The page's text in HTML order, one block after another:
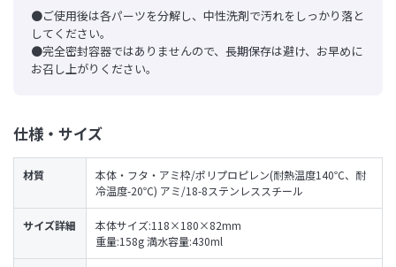
●ご使用後は各パーツを分解し、中性洗剤で汚れをしっかり落と
してください。
●完全密封容器ではありませんので、長期保存は避け、お早めに
お召し上がりください。
仕様・サイズ
材質
本体・フタ・アミ枠/ポリプロピレン(耐熱温度140℃、耐
冷温度-20℃) アミ/18-8ステンレススチール
サイズ詳細
本体サイズ:118×180×82mm
重量:158g 満水容量:430ml